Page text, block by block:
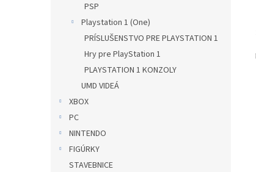
PSP
Playstation 1 (One)
PRÍSLUŠENSTVO PRE PLAYSTATION 1
Hry pre PlayStation 1
PLAYSTATION 1 KONZOLY
UMD VIDEÁ
XBOX
PC
NINTENDO
FIGÚRKY
STAVEBNICE